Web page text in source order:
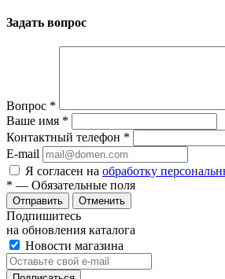
Задать вопрос
Вопрос *
Ваше имя *
Контактный телефон *
E-mail
Я согласен на обработку
* — Обязательные поля
Отменить
Подпишитесь
на обновления каталога
Новости магазина